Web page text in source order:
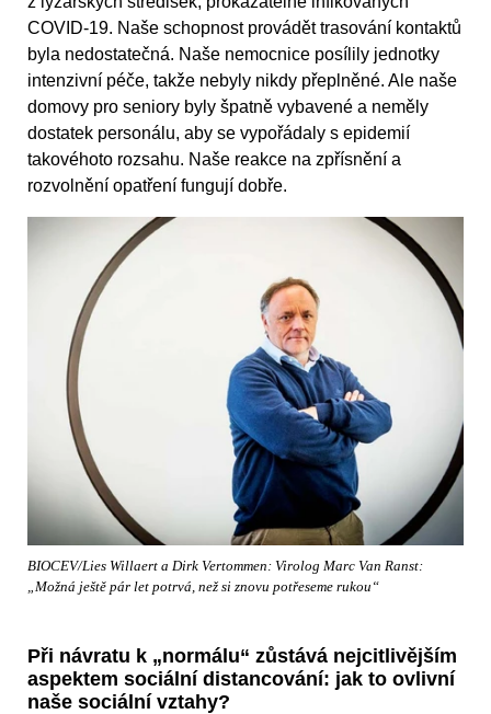
COVID-19. Naše schopnost provádět trasování kontaktů
byla nedostatečná. Naše nemocnice posílily jednotky
intenzivní péče, takže nebyly nikdy přeplněné. Ale naše
domovy pro seniory byly špatně vybavené a neměly
dostatek personálu, aby se vypořádaly s epidemií
takovéhoto rozsahu. Naše reakce na zpřísnění a
rozvolnění opatření fungují dobře.
BIOCEV/Lies Willaert a Dirk Vertommen: Virolog Marc Van Ranst:
„Možná ještě pár let potrvá, než si znovu potřeseme rukou“
Při návratu k „normálu“ zůstává nejcitlivějším
aspektem sociální distancování: jak to ovlivní
naše sociální vztahy?